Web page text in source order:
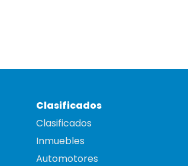
Clasificados
Clasificados
Inmuebles
Automotores